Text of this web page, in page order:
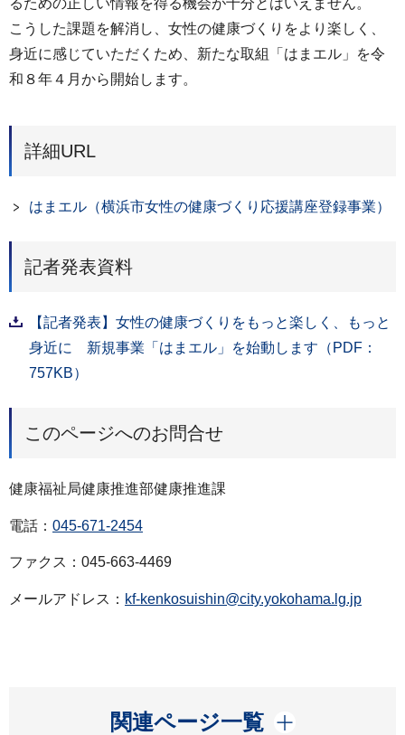
るための正しい情報を得る機会が十分とはいえません。
こうした課題を解消し、女性の健康づくりをより楽しく、
身近に感じていただくため、新たな取組「はまエル」を令
和８年４月から開始します。
詳細URL
はまエル（横浜市女性の健康づくり応援講座登録事業）
記者発表資料
【記者発表】女性の健康づくりをもっと楽しく、もっと
身近に 新規事業「はまエル」を始動します（PDF：
757KB）
このページへのお問合せ
健康福祉局健康推進部健康推進課
電話： 045-671-2454
ファクス：045-663-4469
メールアドレス： kf-kenkosuishin@city.yokohama.lg.jp
関連ページ一覧
開く